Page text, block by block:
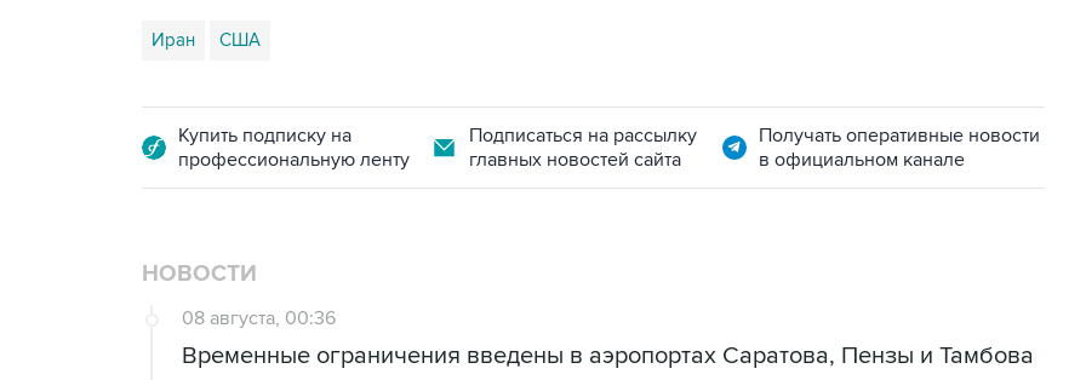
Иран США
Купить подписку на
профессиональную ленту
Подписаться на рассылку
главных новостей сайта
Получать оперативные новости
в официальном канале
НОВОСТИ
08 августа, 00:36
Временные ограничения введены в аэропортах Саратова, Пензы и Тамбова